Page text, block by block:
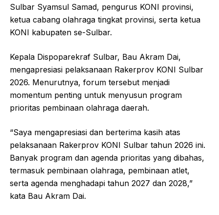
Sulbar Syamsul Samad, pengurus KONI provinsi,
ketua cabang olahraga tingkat provinsi, serta ketua
KONI kabupaten se-Sulbar.
Kepala Dispoparekraf Sulbar, Bau Akram Dai,
mengapresiasi pelaksanaan Rakerprov KONI Sulbar
2026. Menurutnya, forum tersebut menjadi
momentum penting untuk menyusun program
prioritas pembinaan olahraga daerah.
“Saya mengapresiasi dan berterima kasih atas
pelaksanaan Rakerprov KONI Sulbar tahun 2026 ini.
Banyak program dan agenda prioritas yang dibahas,
termasuk pembinaan olahraga, pembinaan atlet,
serta agenda menghadapi tahun 2027 dan 2028,”
kata Bau Akram Dai.